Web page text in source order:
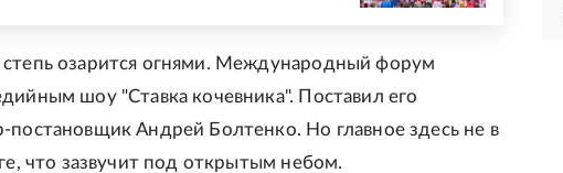
озарится огнями. Международный форум
шоу "Ставка кочевника". Поставил его
постановщик Андрей Болтенко. Но главное здесь не в
что зазвучит под открытым небом.